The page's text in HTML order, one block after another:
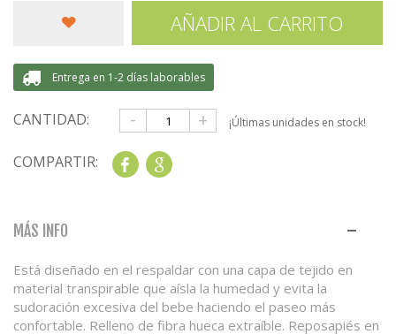
AÑADIR AL CARRITO
Entrega en 1-2 días laborables
CANTIDAD: - + ¡Últimas unidades en stock!
COMPARTIR: Share
MÁS INFO
Está diseñado en el respaldar con una capa de tejido en
material transpirable que aísla la humedad y evita la
sudoración excesiva del bebe haciendo el paseo más
confortable. Relleno de fibra hueca extraíble. Reposapiés en